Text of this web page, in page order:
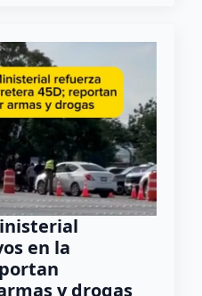
en la
y drogas